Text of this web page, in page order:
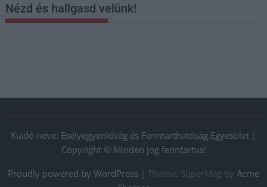
Nézd és hallgasd velünk!
Kiadó neve: Esélyegyenlőség és Fenntarthatóság Egyesület |
Copyright © Minden jog fenntartva!
Proudly powered by WordPress
Theme: SuperMag by Acme